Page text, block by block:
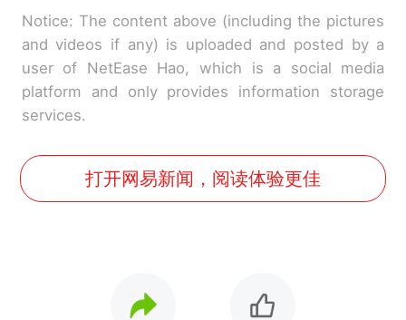
Notice: The content above (including the pictures
and videos if any) is uploaded and posted by a
user of NetEase Hao, which is a social media
platform and only provides information storage
services.
打开网易新闻，阅读体验更佳